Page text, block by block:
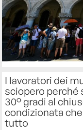
I lavoratori dei
sciopero perché
30° gradi al
condizionata
tutto